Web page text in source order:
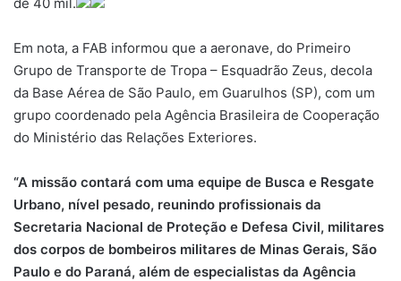
Em nota, a FAB informou que a aeronave, do Primeiro
Grupo de Transporte de Tropa – Esquadrão Zeus, decola
da Base Aérea de São Paulo, em Guarulhos (SP), com um
grupo coordenado pela Agência Brasileira de Cooperação
do Ministério das Relações Exteriores.
“A missão contará com uma equipe de Busca e Resgate
Urbano, nível pesado, reunindo profissionais da
Secretaria Nacional de Proteção e Defesa Civil, militares
dos corpos de bombeiros militares de Minas Gerais, São
Paulo e do Paraná, além de especialistas da Agência